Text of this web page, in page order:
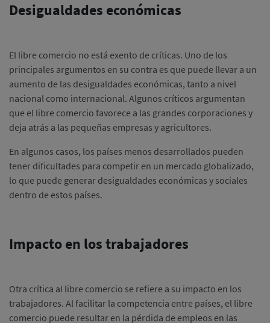
Desigualdades económicas
El libre comercio no está exento de críticas. Uno de los
principales argumentos en su contra es que puede llevar a un
aumento de las desigualdades económicas, tanto a nivel
nacional como internacional. Algunos críticos argumentan
que el libre comercio favorece a las grandes corporaciones y
deja atrás a las pequeñas empresas y agricultores.
En algunos casos, los países menos desarrollados pueden
tener dificultades para competir en un mercado globalizado,
lo que puede generar desigualdades económicas y sociales
dentro de estos países.
Impacto en los trabajadores
Otra crítica al libre comercio se refiere a su impacto en los
trabajadores. Al facilitar la competencia entre países, el libre
comercio puede resultar en la pérdida de empleos en las